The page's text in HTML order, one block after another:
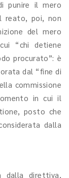
punire il mero
reato, poi, non
del mero
“chi detiene
procurato”: è
dal “fine di
commissione
in cui il
posto che
dalla
dalla direttiva,